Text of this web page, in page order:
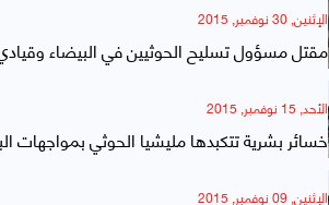
الإثنين, 30 نوفمبر, 2015
مقتل مسؤول تسليح الحوثيين في البيضاء وقيادي آخر و7 مرافقين في عمليتين نوعيتين
الأحد, 15 نوفمبر, 2015
خسائر بشرية تتكبدها مليشيا الحوثي بمواجهات
الإثنين, 09 نوفمبر, 2015